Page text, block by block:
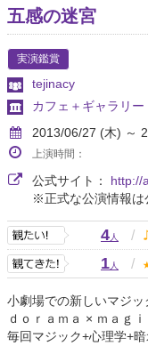
五感の迷宮
実演鑑賞
tejinacy
カフェ＋ギャラリ
2013/06/27 (木) ～
上演時間：
公式サイト： http://
※正式な公演情報は
4人 / ♪
1人 / ★
小劇場での新しいマジッ
ｄｏｒａｍａ × ｍａｇ
毎回マジック+心理学+